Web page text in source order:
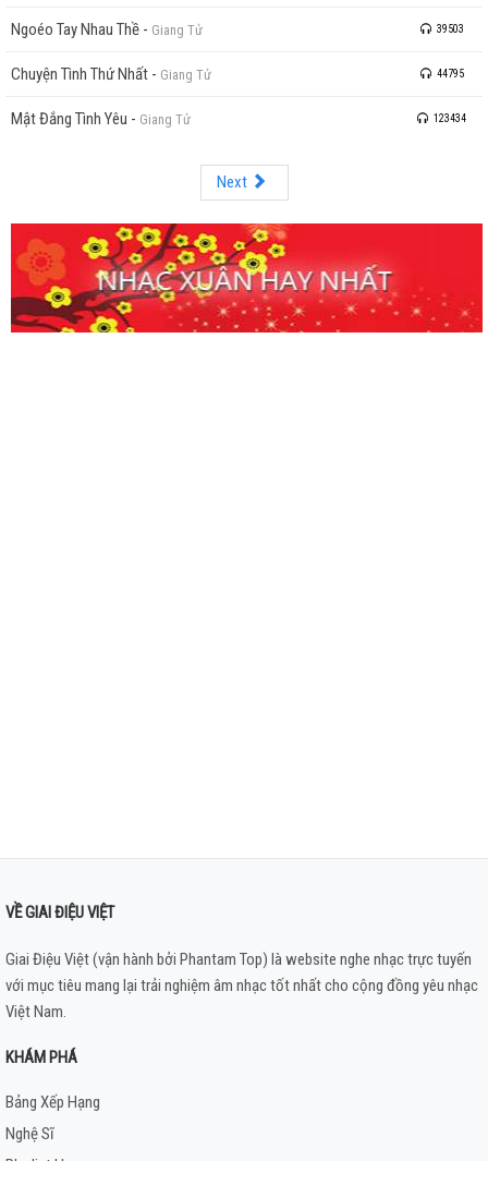
Ngoéo Tay Nhau Thề - Giang Tử 39503
Chuyện Tình Thứ Nhất - Giang Tử 44795
Mật Đắng Tình Yêu - Giang Tử 123434
Next
VỀ GIAI ĐIỆU VIỆT
Giai Điệu Việt (vận hành bởi Phantam Top) là website nghe nhạc trực tuyến
với mục tiêu mang lại trải nghiệm âm nhạc tốt nhất cho cộng đồng yêu nhạc
Việt Nam.
KHÁM PHÁ
Bảng Xếp Hạng
Nghệ Sĩ
Playlist Hay